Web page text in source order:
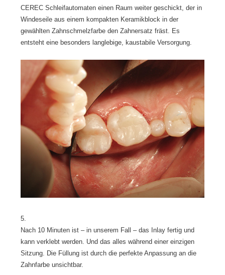
CEREC Schleifautomaten einen Raum weiter geschickt, der in
Windeseile aus einem kompakten Keramikblock in der
gewählten Zahnschmelzfarbe den Zahnersatz fräst. Es
entsteht eine besonders langlebige, kaustabile Versorgung.
5.
Nach 10 Minuten ist – in unserem Fall – das Inlay fertig und
kann verklebt werden. Und das alles während einer einzigen
Sitzung. Die Füllung ist durch die perfekte Anpassung an die
Zahnfarbe unsichtbar.